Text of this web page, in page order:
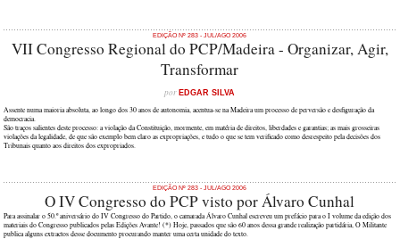
EDIÇÃO Nº 283 - JUL/AGO 2006
VII Congresso Regional do PCP/Madeira - Organizar, Agir,
Transformar
porEDGAR SILVA
Assente numa maioria absoluta, ao longo dos 30 anos de autonomia, acentua-se na Madeira um processo de perversão e desfiguração da
democracia.
São traços salientes deste processo: a violação da Constituição, mormente, em matéria de direitos, liberdades e garantias; as mais grosseiras
violações da legalidade, de que são exemplo bem claro as expropriações, e tudo o que se tem verificado como desrespeito pela decisões dos
Tribunais quanto aos direitos dos expropriados.
EDIÇÃO Nº 283 - JUL/AGO 2006
O IV Congresso do PCP visto por Álvaro Cunhal
Para assinalar o 50.º aniversário do IV Congresso do Partido, o camarada Álvaro Cunhal escreveu um prefácio para o I volume da edição dos
materiais do Congresso publicados pelas Edições Avante! (*) Hoje, passados que são 60 anos dessa grande realização partidária, O Militante
publica alguns extractos desse documento procurando manter uma certa unidade do texto.